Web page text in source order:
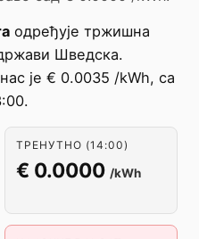
одређује тржишна
Шведска.
је € 0.0035 /kWh, са
ТРЕНУТНО (14:00)
€ 0.0000 /kWh